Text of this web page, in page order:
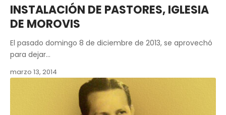
INSTALACIÓN DE PASTORES, IGLESIA
DE MOROVIS
El pasado domingo 8 de diciembre de 2013, se aprovechó
para dejar…
marzo 13, 2014